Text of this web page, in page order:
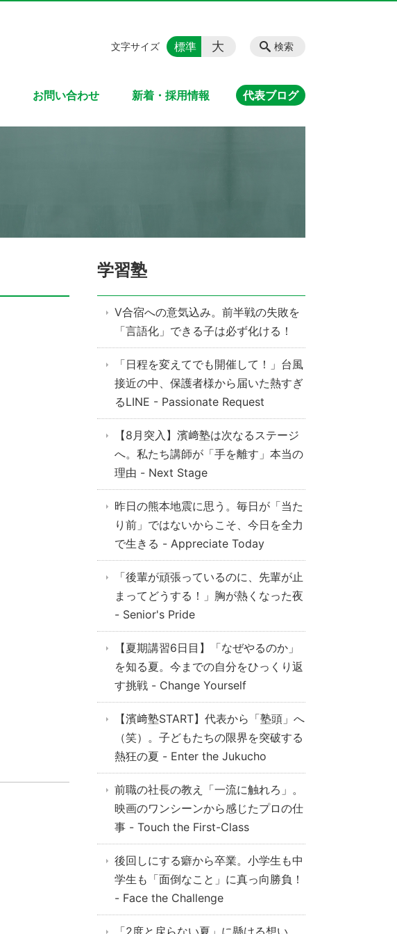
お問い合わせ 新着・採用情報 代表ブログ
検索
文字サイズ 標準 大
学習塾
V合宿への意気込み。前半戦の失敗を
「言語化」できる子は必ず化ける！
「日程を変えてでも開催して！」台風
接近の中、保護者様から届いた熱すぎ
るLINE - Passionate Request
【8月突入】濱﨑塾は次なるステージ
へ。私たち講師が「手を離す」本当の
理由 - Next Stage
昨日の熊本地震に思う。毎日が「当た
り前」ではないからこそ、今日を全力
で生きる - Appreciate Today
「後輩が頑張っているのに、先輩が止
まってどうする！」胸が熱くなった夜
- Senior's Pride
【夏期講習6日目】「なぜやるのか」
を知る夏。今までの自分をひっくり返
す挑戦 - Change Yourself
【濱﨑塾START】代表から「塾頭」へ
（笑）。子どもたちの限界を突破する
熱狂の夏 - Enter the Jukucho
前職の社長の教え「一流に触れろ」。
映画のワンシーンから感じたプロの仕
事 - Touch the First-Class
後回しにする癖から卒業。小学生も中
学生も「面倒なこと」に真っ向勝負！
- Face the Challenge
「2度と戻らない夏」に懸ける想い。